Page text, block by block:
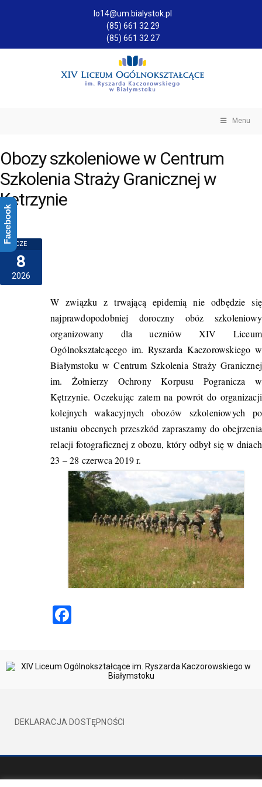
lo14@um.bialystok.pl
(85) 661 32 29
(85) 661 32 27
Menu
Obozy szkoleniowe w Centrum
Szkolenia Straży Granicznej w
Kętrzynie
CZE
8
2026
W związku z trwającą epidemią nie odbędzie się
najprawdopodobniej doroczny obóz szkoleniowy
organizowany dla uczniów XIV Liceum
Ogólnokształcącego im. Ryszarda Kaczorowskiego w
Białymstoku w Centrum Szkolenia Straży Granicznej
im. Żołnierzy Ochrony Korpusu Pogranicza w
Kętrzynie. Oczekując zatem na powrót do organizacji
kolejnych wakacyjnych obozów szkoleniowych po
ustaniu obecnych przeszkód zapraszamy do obejrzenia
relacji fotograficznej z obozu, który odbył się w dniach
23 – 28 czerwca 2019 r.
DEKLARACJA DOSTĘPNOŚCI
Facebook